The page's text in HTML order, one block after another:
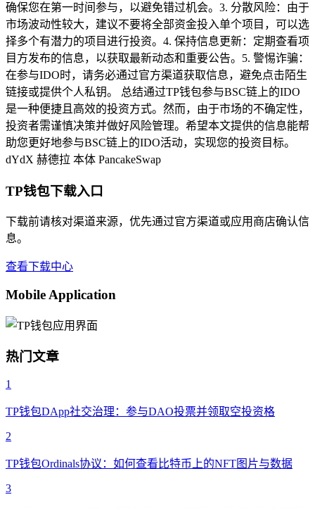
确保您在第一时间参与，以避免错过机会。3. 分散风险：由于
市场波动性较大，建议不要将全部资金投入单个项目，可以选
择多个有潜力的项目进行投资。4. 保持信息更新：定期查看项
目方发布的信息，以获取最新动态和重要公告。5. 警惕诈骗：
在参与IDO时，请务必通过官方渠道获取信息，避免点击陌生
链接或提供个人私钥。 总结通过TP钱包参与BSC链上的IDO
是一种便捷且高效的投资方式。然而，由于市场的不确定性，
投资者需谨慎决策并做好风险管理。希望本文提供的信息能帮
助您更好地参与BSC链上的IDO活动，实现您的投资目标。
dYdX 赫德拉 本体 PancakeSwap
TP钱包下载入口
下载前请核对渠道来源，优先通过官方渠道或应用商店确认信
息。
查看下载中心
Mobile Application
热门文章
1
TP钱包DApp社交治理：参与DAO投票并领取空投资格
2
TP钱包Ordinals协议：如何查看比特币上的NFT图片与数据
3